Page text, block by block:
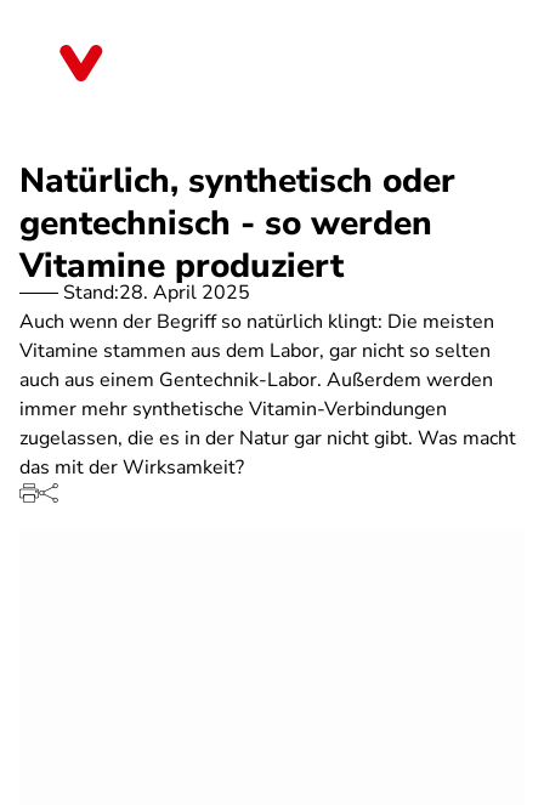
Natürlich, synthetisch oder
gentechnisch - so werden
Vitamine produziert
Stand:28. April 2025
Auch wenn der Begriff so natürlich klingt: Die meisten
Vitamine stammen aus dem Labor, gar nicht so selten
auch aus einem Gentechnik-Labor. Außerdem werden
immer mehr synthetische Vitamin-Verbindungen
zugelassen, die es in der Natur gar nicht gibt. Was macht
das mit der Wirksamkeit?